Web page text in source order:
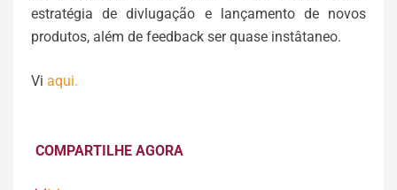
estratégia de divlugação e lançamento de novos
produtos, além de feedback ser quase instâtaneo.
Vi aqui.
COMPARTILHE AGORA